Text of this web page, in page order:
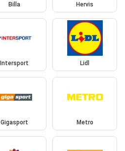
Billa Hervis
Intersport Lidl
Gigasport Metro